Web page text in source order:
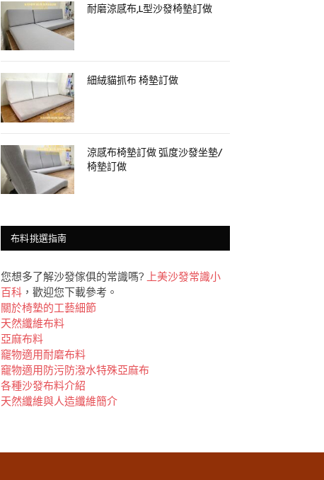
耐磨涼感布,L型沙發椅墊訂做
細絨貓抓布 椅墊訂做
涼感布椅墊訂做 弧度沙發坐墊/
椅墊訂做
布料挑選指南
您想多了解沙發傢俱的常識嗎?
上美沙發常識小
百科 ，歡迎您下載參考。
關於椅墊的工藝細節
天然纖維布料
亞麻布料
竉物適用耐磨布料
竉物適用防污防潑水特殊亞麻布
各種沙發布料介紹
天然纖維與人造纖維簡介